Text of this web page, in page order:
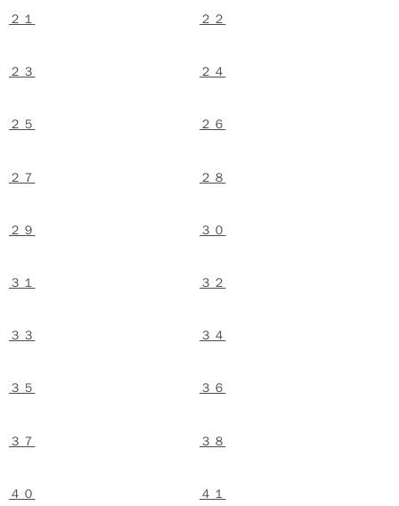
２１ ２２
２３ ２４
２５ ２６
２７ ２８
２９ ３０
３１ ３２
３３ ３４
３５ ３６
３７ ３８
４０ ４１